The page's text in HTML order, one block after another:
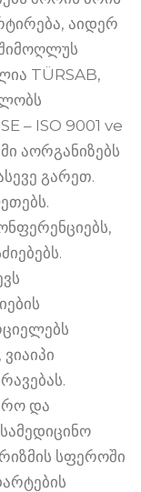
აიდერ
TÜRSAB,
– ISO 9001 ve
აორგანიზებს
გარეთ.
და
სფეროში